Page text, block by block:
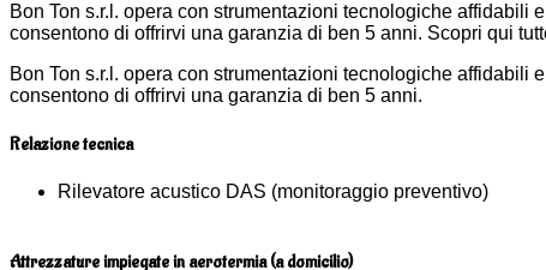
Bon Ton s.r.l. opera con strumentazioni tecnologiche
consentono di offrirvi una garanzia di ben 5 anni. Scopri qui
Bon Ton s.r.l. opera con strumentazioni tecnologiche
consentono di offrirvi una garanzia di ben 5 anni.
Relazione tecnica
Rilevatore acustico DAS (monitoraggio preventivo)
Attrezzature impiegate in aerotermia (a domicilio)